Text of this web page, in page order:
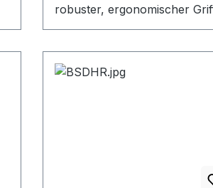
robuster, ergonomischer
vertikaler Fixierung inkl.
cm